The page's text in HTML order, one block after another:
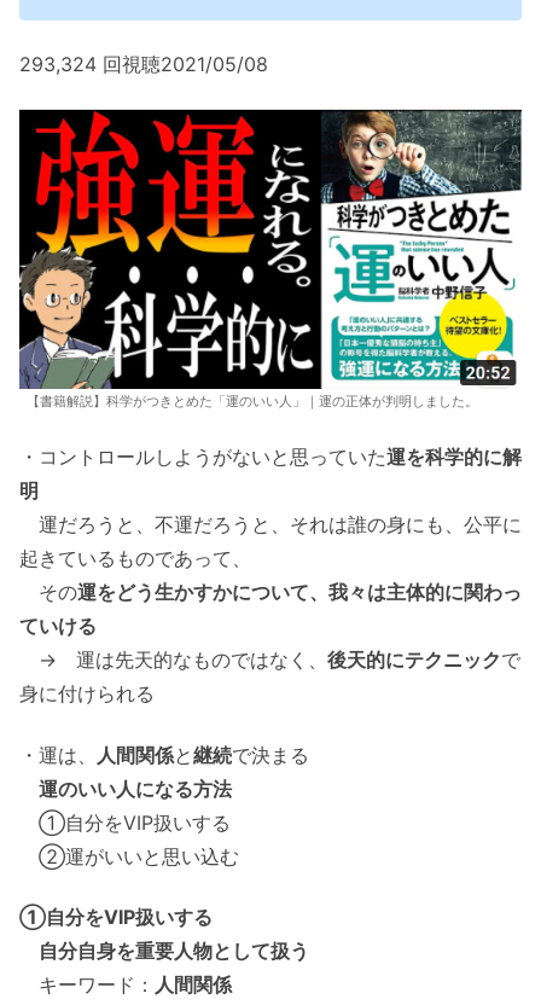
293,324 回視聴2021/05/08
【書籍解説】科学がつきとめた「運のいい人」｜運の正体が判明しました。
・コントロールしようがないと思っていた運を科学的に解
明
運だろうと、不運だろうと、それは誰の身にも、公平に
起きているものであって、
その運をどう生かすかについて、我々は主体的に関わっ
ていける
→ 運は先天的なものではなく、 後天的にテクニックで
身に付けられる
・運は、 人間関係と継続で決まる
運のいい人になる方法
①自分をVIP扱いする
②運がいいと思い込む
①自分をVIP扱いする
自分自身を重要人物として扱う
キーワード： 人間関係